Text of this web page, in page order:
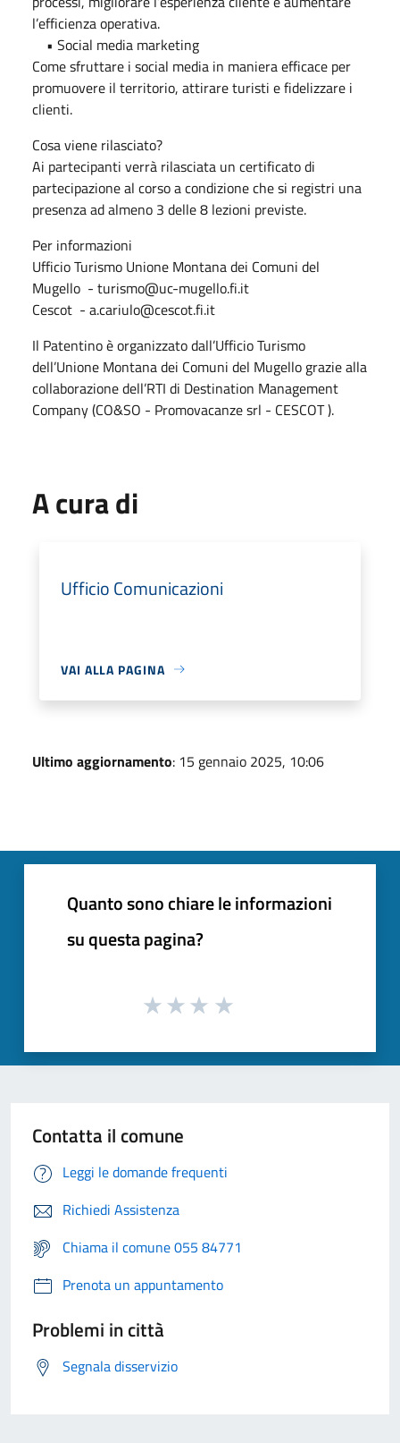
l’efficienza operativa.
• Social media marketing
Come sfruttare i social media in maniera efficace per
promuovere il territorio, attirare turisti e fidelizzare i
clienti.
Cosa viene rilasciato?
Ai partecipanti verrà rilasciata un certificato di
partecipazione al corso a condizione che si registri una
presenza ad almeno 3 delle 8 lezioni previste.
Per informazioni
Ufficio Turismo Unione Montana dei Comuni del
Mugello - turismo@uc-mugello.fi.it
Cescot - a.cariulo@cescot.fi.it
Il Patentino è organizzato dall’Ufficio Turismo
dell’Unione Montana dei Comuni del Mugello grazie alla
collaborazione dell’RTI di Destination Management
Company (CO&SO - Promovacanze srl - CESCOT ).
A cura di
Ufficio Comunicazioni
VAI ALLA PAGINA
Ultimo aggiornamento: 15 gennaio 2025, 10:06
Quanto sono chiare le informazioni
su questa pagina?
Contatta il comune
Leggi le domande frequenti
Richiedi Assistenza
Chiama il comune 055 84771
Prenota un appuntamento
Problemi in città
Segnala disservizio